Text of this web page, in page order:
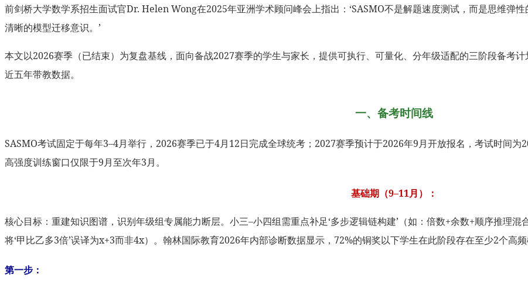
前剑桥大学数学系招生面试官Dr. Helen Wong在2025年亚洲学术顾问峰会上指出：‘SASMO不是解题速度测试，而是思维
清晰的模型迁移意识。’
本文以2026赛季（已结束）为复盘基线，面向备战2027赛季的学生与家长，提供可执行、可量化、分年级适配的三阶段备考
近五年带教数据。
一、备考时间线
SASMO考试固定于每年3–4月举行，2026赛季已于4月12日完成全球统考；2027赛季预计于2026年9月开放报名，考试时间
高强度训练窗口仅限于9月至次年3月。
基础期（9–11月）：
核心目标：重建知识图谱，识别年级组专属能力断层。小三–小四组需重点补足‘多步逻辑链构建’（如：倍数+余数+顺序推理混
将‘甲比乙多3倍’误译为x+3而非4x）。翰林国际教育2026年内部诊断数据显示，72%的铜奖以下学生在此阶段存在至少2个高频
第一步：